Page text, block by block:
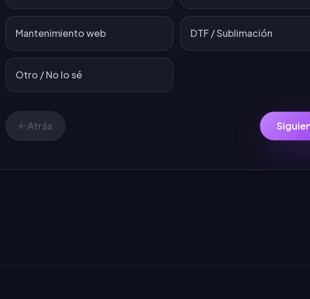
Mantenimiento web DTF / Sublimación
Otro / No lo sé
Atrás